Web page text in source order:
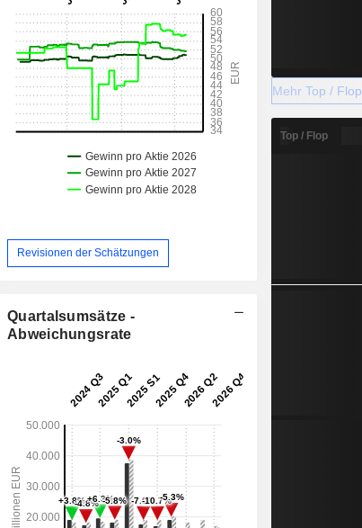
1,47 Mrd.
1,12 Mrd.
962 Mio.
826 Mio.
417 Mio.
Revisionen der Schätzungen
Quartalsumsätze -
Abweichungsrate
Mehr Top / Flop
Top / Flop